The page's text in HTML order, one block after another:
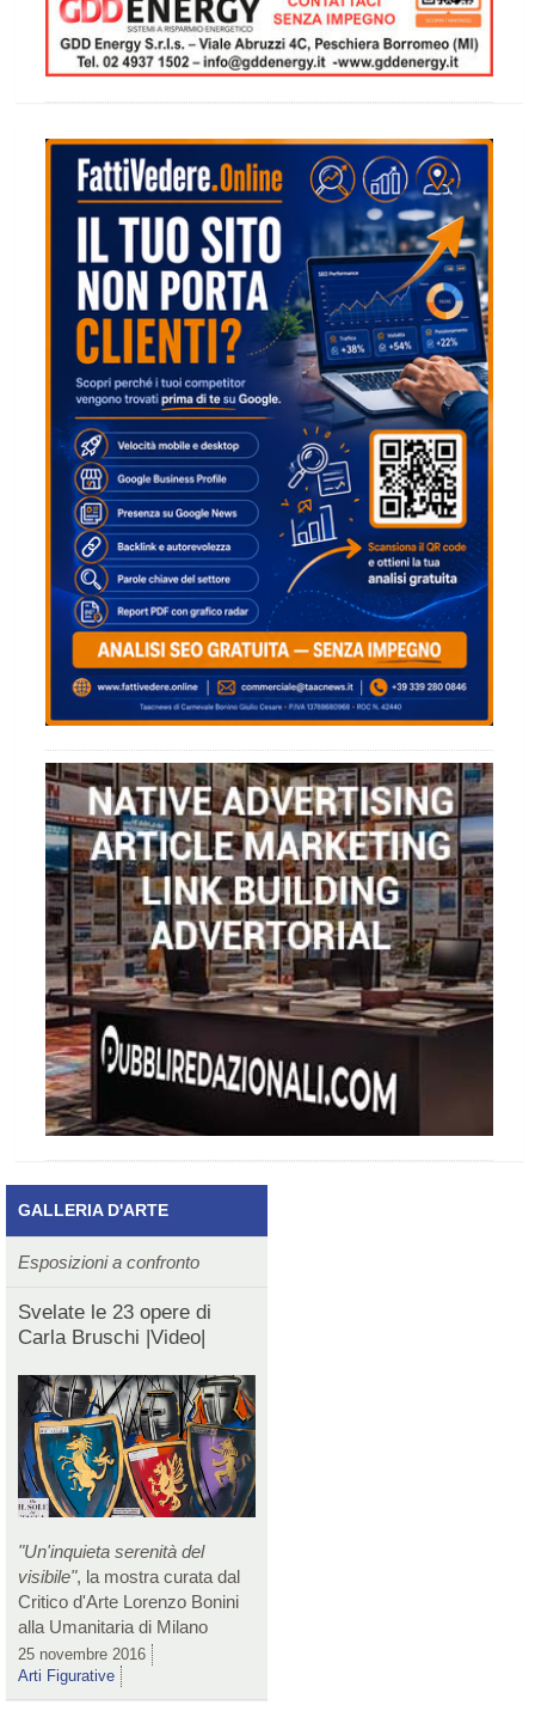
GALLERIA D'ARTE
Esposizioni a confronto
Svelate le 23 opere di
Carla Bruschi |Video|
"Un'inquieta serenità del
visibile", la mostra curata dal
Critico d'Arte Lorenzo Bonini
alla Umanitaria di Milano
25 novembre 2016
Arti Figurative